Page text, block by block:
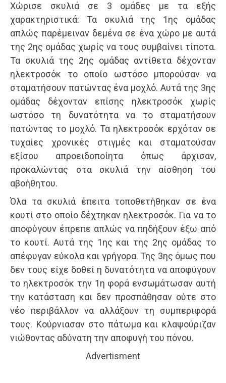
Χώρισε σκυλιά σε 3 ομάδες με τα εξής
χαρακτηριστικά: Τα σκυλιά της 1ης ομάδας
απλώς παρέμειναν δεμένα σε ένα χώρο με αυτά
της 2ης ομάδας χωρίς να τους συμβαίνει τίποτα.
Τα σκυλιά της 2ης ομάδας αντίθετα δέχονταν
ηλεκτροσόκ το οποίο ωστόσο μπορούσαν να
σταματήσουν πατώντας ένα μοχλό. Αυτά της 3ης
ομάδας δέχονταν επίσης ηλεκτροσόκ χωρίς
ωστόσο τη δυνατότητα να το σταματήσουν
πατώντας το μοχλό. Τα ηλεκτροσόκ ερχόταν σε
τυχαίες χρονικές στιγμές και σταματούσαν
εξίσου απροειδοποίητα όπως άρχισαν,
προκαλώντας στα σκυλιά την αίσθηση του
αβοήθητου.
Όλα τα σκυλιά έπειτα τοποθετήθηκαν σε ένα
κουτί στο οποίο δέχτηκαν ηλεκτροσόκ. Για να το
αποφύγουν έπρεπε απλώς να πηδήξουν έξω από
το κουτί. Αυτά της 1ης και της 2ης ομάδας το
απέφυγαν εύκολα και γρήγορα. Της 3ης όμως που
δεν τους είχε δοθεί η δυνατότητα να αποφύγουν
το ηλεκτροσόκ την 1η φορά ενσωμάτωσαν αυτή
την κατάσταση και δεν προσπάθησαν ούτε στο
νέο περιβάλλον να αλλάξουν τη συμπεριφορά
τους. Κούρνιασαν στο πάτωμα και κλαψούριζαν
νιώθοντας αδύνατη την αποφυγή του πόνου.
Advertisment